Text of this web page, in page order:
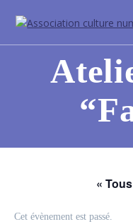
«
Cet évènement est passé.